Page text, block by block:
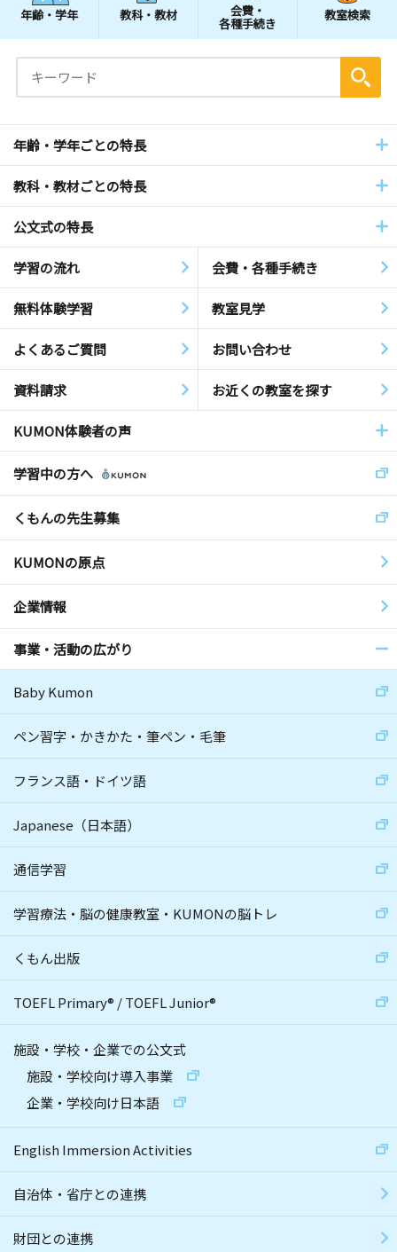
年齢・学年 教科・教材 会費・
各種手続き
教室検索
年齢・学年ごとの特長
教科・教材ごとの特長
公文式の特長
学習の流れ 会費・各種手続き
無料体験学習 教室見学
よくあるご質問 お問い合わせ
資料請求 お近くの教室を探す
KUMON体験者の声
学習中の方へ
くもんの先生募集
KUMONの原点
企業情報
事業・活動の広がり
Baby Kumon
ペン習字・かきかた・筆ペン・毛筆
フランス語・ドイツ語
Japanese（日本語）
通信学習
学習療法・脳の健康教室・KUMONの脳トレ
くもん出版
TOEFL Primary® /TOEFL Junior®
施設・学校・企業での公文式
施設・学校向け導入事業
企業・学校向け日本語
English Immersion Activities
自治体・省庁との連携
財団との連携